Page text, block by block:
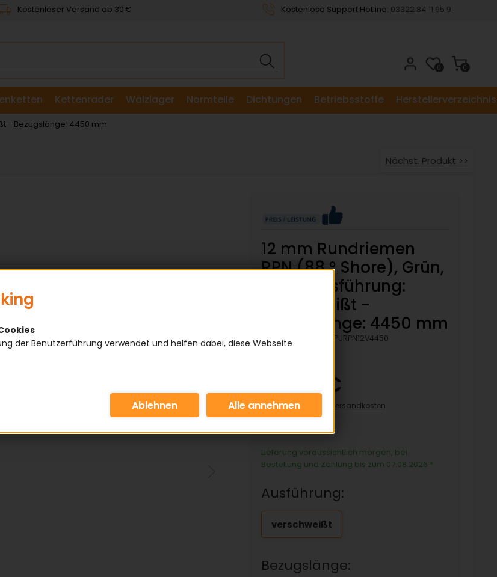
Kostenloser Versand ab 30 € Kostenlose Support Hotline: 03322 84 11 95 9
0
0
Kettenräder
& Scheiben
Wälzlager Normteile Dichtungen Betriebsstoffe Herstellerverzeichnis
- Bezugslänge: 4450 mm
Nächst. Produkt >>
12 mm Rundriemen
RPN (88 ° Shore), Grün,
Rau - Ausführung:
verschweißt -
Bezugslänge: 4450 mm
Artikelnummer: KPURPN12V4450
66,80 €
inkl. 19% MwSt zzgl.
Versandkosten
66,80€/pro Stück
Lieferung voraussichtlich morgen, bei
Bestellung und Zahlung bis zum 07.08.2026 *
Ausführung:
verschweißt
Bezugslänge:
der Benutzerführung verwendet und helfen dabei, diese Webseite